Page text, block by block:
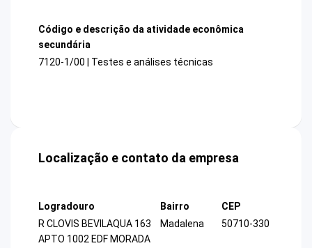
Código e descrição da atividade econômica
secundária
7120-1/00 | Testes e análises técnicas
Localização e contato da empresa
Logradouro
R CLOVIS BEVILAQUA 163
APTO 1002 EDF MORADA
Bairro
Madalena
CEP
50710-330